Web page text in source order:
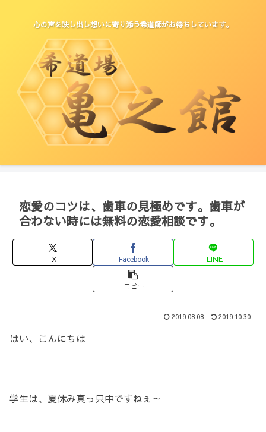
心の声を映し出し想いに寄り添う希道師がお待ちしています。
恋愛のコツは、歯車の見極めです。歯車が
合わない時には無料の恋愛相談です。
X Facebook LINE
コピー
2019.08.08 2019.10.30
はい、こんにちは
学生は、夏休み真っ只中ですねぇ～